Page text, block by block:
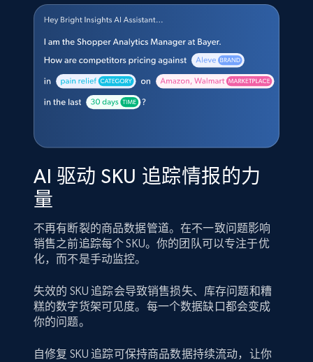
AI 驱动 SKU 追踪情报的力
量
不再有断裂的商品数据管道。在不一致问题影响
销售之前追踪每个 SKU。你的团队可以专注于优
化，而不是手动监控。
失效的 SKU 追踪会导致销售损失、库存问题和糟
糕的数字货架可见度。每一个数据缺口都会变成
你的问题。
自修复 SKU 追踪可保持商品数据持续流动，让你